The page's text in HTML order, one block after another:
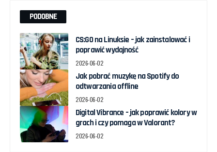
PODOBNE
CS:GO na Linuksie – jak zainstalować i
poprawić wydajność
2026-06-02
Jak pobrać muzykę na Spotify do
odtwarzania offline
2026-06-02
Digital Vibrance – jak poprawić kolory w
grach i czy pomaga w Valorant?
2026-06-02